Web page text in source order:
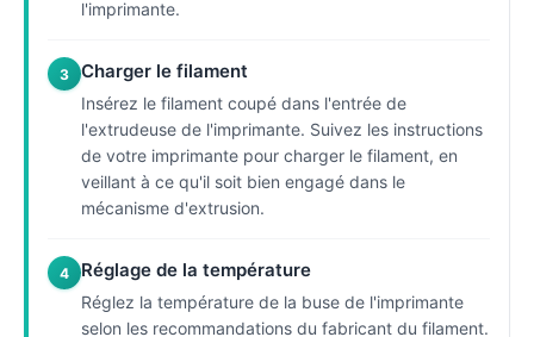
l'imprimante.
3 Charger le filament
Insérez le filament coupé dans l'entrée de
l'extrudeuse de l'imprimante. Suivez les instructions
de votre imprimante pour charger le filament, en
veillant à ce qu'il soit bien engagé dans le
mécanisme d'extrusion.
4 Réglage de la température
Réglez la température de la buse de l'imprimante
selon les recommandations du fabricant du filament.